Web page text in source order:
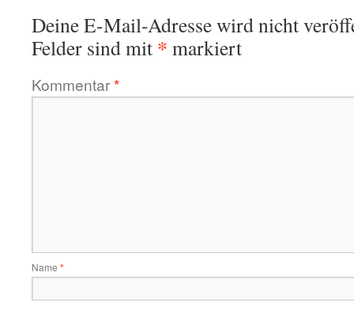
Deine E-Mail-Adresse wird nicht
Felder sind mit * markiert
Kommentar*
Name *